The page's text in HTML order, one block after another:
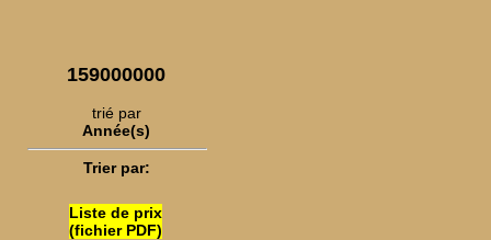
159000000
trié par
Année(s)
Trier par:
Liste de prix
(fichier PDF)